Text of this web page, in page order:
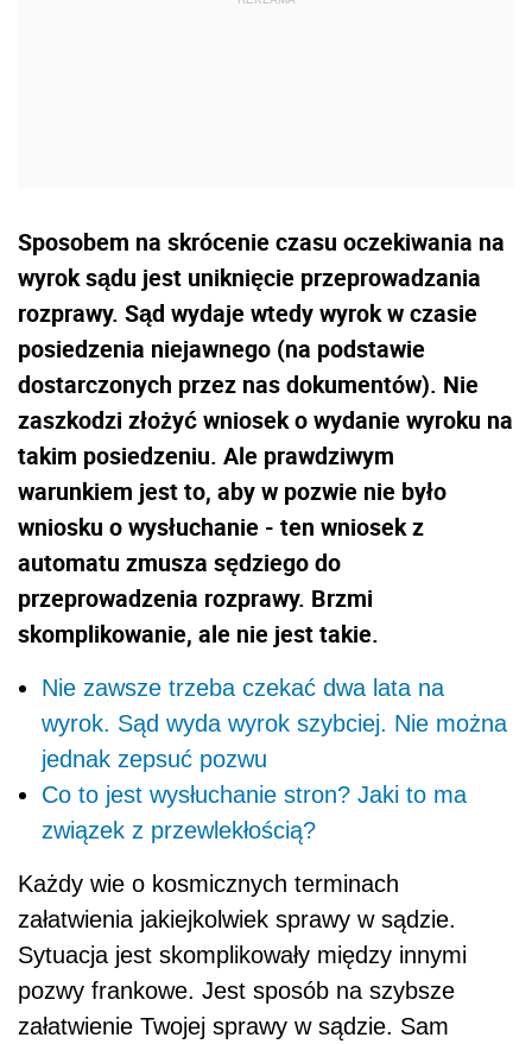
Sposobem na skrócenie czasu oczekiwania na
wyrok sądu jest uniknięcie przeprowadzania
rozprawy. Sąd wydaje wtedy wyrok w czasie
posiedzenia niejawnego (na podstawie
dostarczonych przez nas dokumentów). Nie
zaszkodzi złożyć wniosek o wydanie wyroku na
takim posiedzeniu. Ale prawdziwym
warunkiem jest to, aby w pozwie nie było
wniosku o wysłuchanie - ten wniosek z
automatu zmusza sędziego do
przeprowadzenia rozprawy. Brzmi
skomplikowanie, ale nie jest takie.
Nie zawsze trzeba czekać dwa lata na
wyrok. Sąd wyda wyrok szybciej. Nie można
jednak zepsuć pozwu
Co to jest wysłuchanie stron? Jaki to ma
związek z przewlekłością?
Każdy wie o kosmicznych terminach
załatwienia jakiejkolwiek sprawy w sądzie.
Sytuacja jest skomplikowały między innymi
pozwy frankowe. Jest sposób na szybsze
załatwienie Twojej sprawy w sądzie. Sam